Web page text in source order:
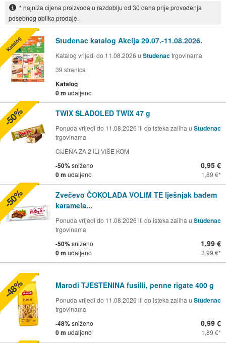
* najniža cijena proizvoda u razdoblju od 30 dana prije provođenja
posebnog oblika prodaje.
Studenac katalog Akcija 29.07.-11.08.2026.
Katalog vrijedi do 11.08.2026 u Studenactrgovinama
39 stranica
Katalog
0 m udaljeno
Katalog
TWIX SLADOLED TWIX 47 g
Ponuda vrijedi do 11.08.2026 ili do isteka zaliha u Studenac
trgovinama
CIJENA ZA 2 ILI VIŠE KOM
-50%sniženo
0 m udaljeno
0,95 €
1,89 €
-50%
Zvečevo ČOKOLADA VOLIM TE lješnjak badem
karamela...
Ponuda vrijedi do 11.08.2026 ili do isteka zaliha u Studenac
trgovinama
-50%sniženo
0 m udaljeno
1,99 €
3,99 €
-50%
Marodi TJESTENINA fusilli, penne rigate 400 g
Ponuda vrijedi do 11.08.2026 ili do isteka zaliha u Studenac
trgovinama
-48%sniženo
0 m udaljeno
0,99 €
1,89 €
-48%